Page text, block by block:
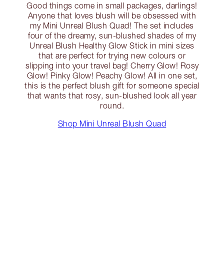
Good things come in small packages, darlings!
Anyone that loves blush will be obsessed with
my Mini Unreal Blush Quad! The set includes
four of the dreamy, sun-blushed shades of my
Unreal Blush Healthy Glow Stick in mini sizes
that are perfect for trying new colours or
slipping into your travel bag! Cherry Glow! Rosy
Glow! Pinky Glow! Peachy Glow! All in one set,
this is the perfect blush gift for someone special
that wants that rosy, sun-blushed look all year
round.
Shop Mini Unreal Blush Quad